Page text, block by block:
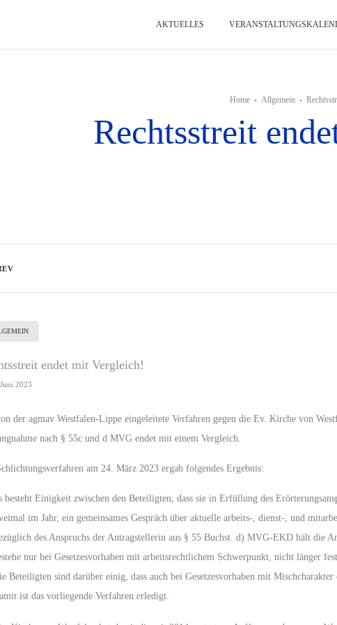
AKTUELLES
Home Allgemein
Rechtsstreit
endet mit Vergleich!
2023
der agmav Westfalen-Lippe eingeleitete Verfahren gegen die Ev. Kirche von
nach § 55c und d MVG endet mit einem Vergleich.
am 24. März 2023 ergab folgendes Ergebnis:
besteht Einigkeit zwischen den Beteiligten, dass sie in Erfüllung des
im Jahr, ein gemeinsames Gespräch über aktuelle arbeits-, dienst-, und
des Anspruchs der Antragstellerin aus § 55 Buchst. d) MVG-EKD hält die
nur bei Gesetzesvorhaben mit arbeitsrechtlichem Schwerpunkt, nicht länger fest.
Beteiligten sind darüber einig, dass auch bei Gesetzesvorhaben mit
ist das vorliegende Verfahren erledigt.